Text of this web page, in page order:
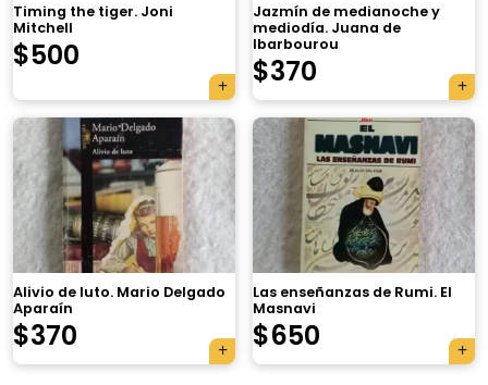
Timing the tiger. Joni
Mitchell
$500
Jazmín de medianoche y
mediodía. Juana de
Ibarbourou
$370
Alivio de luto. Mario Delgado
Aparaín
$370
Las enseñanzas de Rumi. El
Masnavi
$650
×
Tu carrito está vacío.
Agregá un producto y aparecerá acá
automáticamente.